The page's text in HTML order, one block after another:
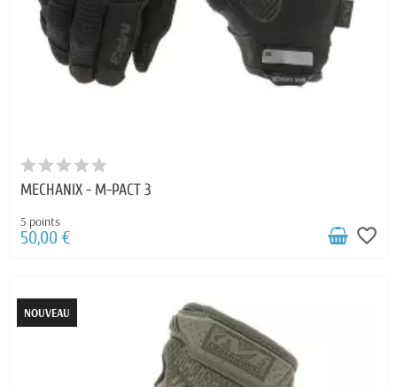
MECHANIX - M-PACT 3
5 points
50,00 € favorite_border
NOUVEAU